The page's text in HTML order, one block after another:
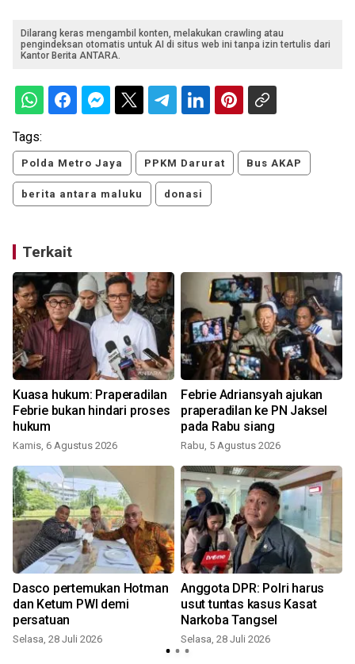
Dilarang keras mengambil konten, melakukan crawling atau
pengindeksan otomatis untuk AI di situs web ini tanpa izin tertulis dari
Kantor Berita ANTARA.
Tags:
Polda Metro Jaya PPKM Darurat Bus AKAP
berita antara maluku donasi
Terkait
Kuasa hukum: Praperadilan
Febrie bukan hindari proses
hukum
Kamis, 6 Agustus 2026
Febrie Adriansyah ajukan
praperadilan ke PN Jaksel
pada Rabu siang
Rabu, 5 Agustus 2026
Dasco pertemukan Hotman
dan Ketum PWI demi
persatuan
Selasa, 28 Juli 2026
Anggota DPR: Polri harus
usut tuntas kasus Kasat
Narkoba Tangsel
Selasa, 28 Juli 2026